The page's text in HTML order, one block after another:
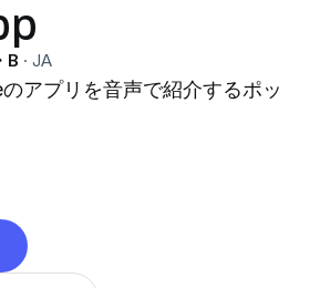
B · JA
アプリを音声で紹介するポッ